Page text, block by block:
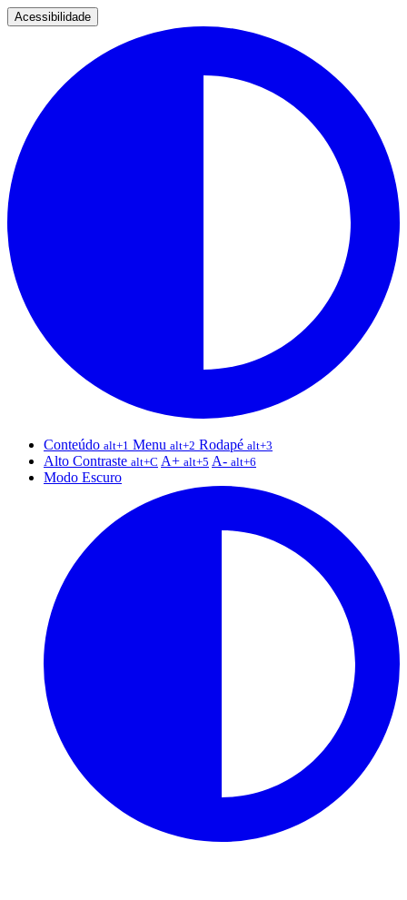
Acessibilidade
Conteúdo alt+1 Menu alt+2 Rodapé alt+3
Alto Contraste alt+C A+ alt+5 A- alt+6
Modo Escuro